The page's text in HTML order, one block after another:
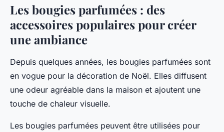
Les bougies parfumées : des
accessoires populaires pour créer
une ambiance
Depuis quelques années, les bougies parfumées sont
en vogue pour la décoration de Noël. Elles diffusent
une odeur agréable dans la maison et ajoutent une
touche de chaleur visuelle.
Les bougies parfumées peuvent être utilisées pour